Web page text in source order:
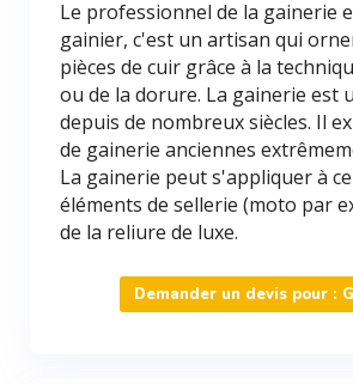
Le professionnel de la gainerie
gainier, c'est un artisan qui
pièces de cuir grâce à la
ou de la dorure. La gainerie est
depuis de nombreux siècles. Il
de gainerie anciennes
La gainerie peut s'appliquer à
éléments de sellerie (moto par
de la reliure de luxe.
Demander un devis pour :